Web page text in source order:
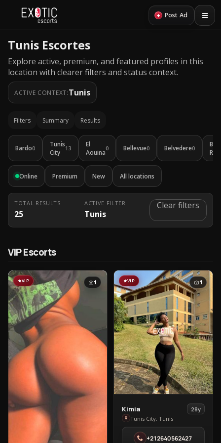
+ Post Ad
Tunis Escortes
Explore active, premium, and featured profiles in this
location with clearer filters and status context.
ACTIVE CONTEXT:Tunis
Filters Summary Results
Bardo0
Tunis
City
13
El
Aouina0 Bellevue0 Belvedere0
Bou
Online Premium New All locations
TOTAL RESULTS
25
ACTIVE FILTER
Tunis
Clear filters
VIP Escorts
VIP 1 VIP 1
View
Kimia
in
Kimia
28y
Tunis City, Tunis
+212640562427